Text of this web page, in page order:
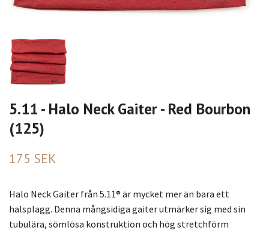
5.11 - Halo Neck Gaiter - Red Bourbon
(125)
175 SEK
Halo Neck Gaiter från 5.11® är mycket mer än bara ett
halsplagg. Denna mångsidiga gaiter utmärker sig med sin
tubulära, sömlösa konstruktion och hög stretchförm